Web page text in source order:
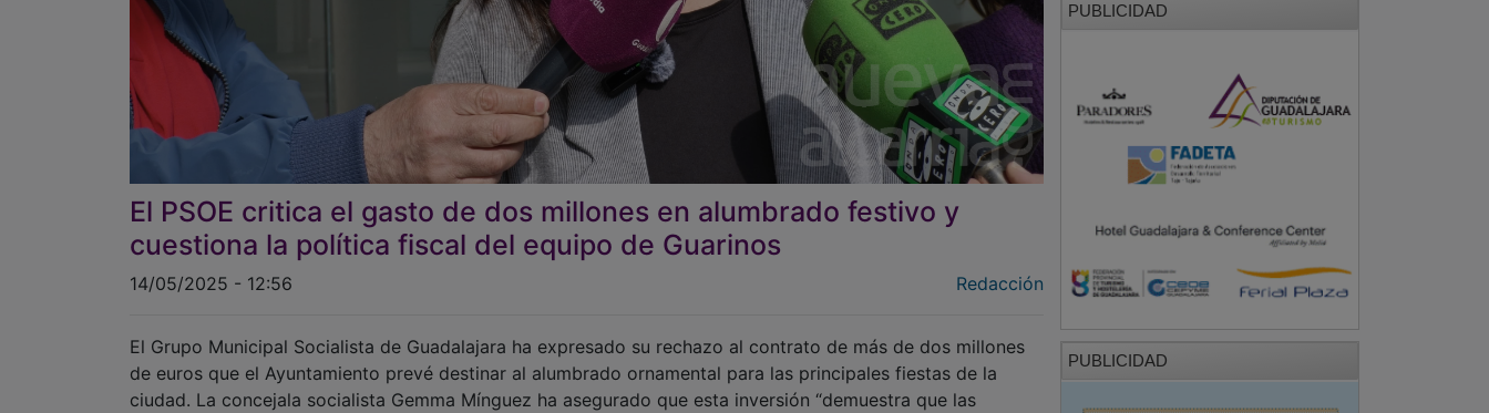
El PSOE critica el gasto de dos millones en alumbrado festivo y
cuestiona la política fiscal del equipo de Guarinos
14/05/2025 - 12:56 Redacción
El Grupo Municipal Socialista de Guadalajara ha expresado su rechazo al contrato de más de dos millones
de euros que el Ayuntamiento prevé destinar al alumbrado ornamental para las principales fiestas de la
ciudad. La concejala socialista Gemma Mínguez ha asegurado que esta inversión “demuestra que las
PUBLICIDAD
PUBLICIDAD